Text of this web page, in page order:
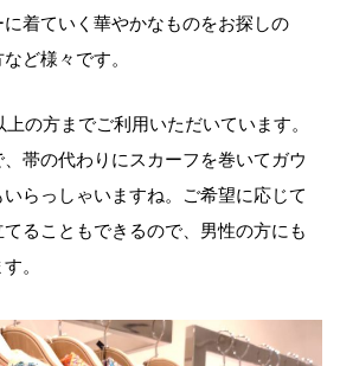
着ていく華やかなものをお探しの
ど様々です。
の方までご利用いただいています。
帯の代わりにスカーフを巻いてガウ
らっしゃいますね。ご希望に応じて
ることもできるので、男性の方にも
。